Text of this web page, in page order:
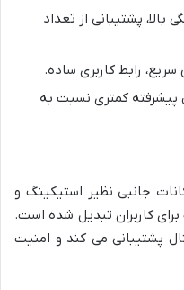
بالا، پشتیبانی از تعداد
رابط کاربری ساده.
پیشرفته کمتری نسبت به
جانبی نظیر استیکینگ و
کاربران تبدیل شده است.
از ۳۰۰ ارز دیجیتال پشتیبانی می کند و امنیت